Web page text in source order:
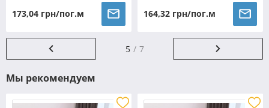
173,04 грн/пог.м 164,32 грн/пог.м
5 7
Мы рекомендуем